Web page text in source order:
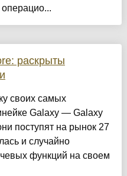
операцио...
раскрыты
своих самых
Galaxy — Galaxy
поступят на рынок 27
и случайно
функций на своем